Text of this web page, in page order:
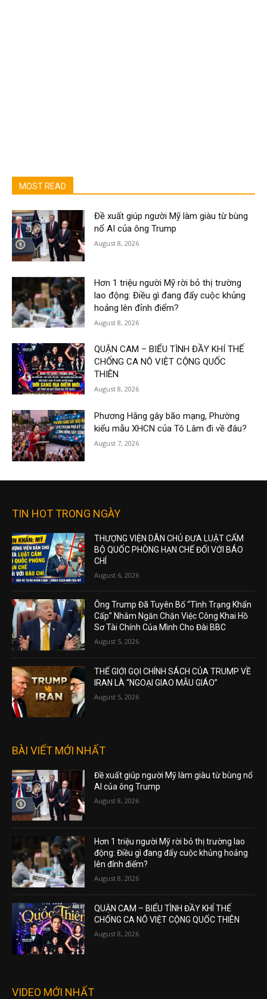
MOST READ
Đề xuất giúp người Mỹ làm giàu từ bùng
nổ AI của ông Trump
August 8, 2026
Hơn 1 triệu người Mỹ rời bỏ thị trường
lao động: Điều gì đang đẩy cuộc khủng
hoảng lên đỉnh điểm?
August 8, 2026
QUẬN CAM – BIỂU TÌNH ĐẦY KHÍ THẾ
CHỐNG CA NÔ VIỆT CỘNG QUỐC
THIÊN
August 8, 2026
Phương Hằng gây bão mạng, Phường
kiểu mẫu XHCN của Tô Lâm đi về đâu?
August 7, 2026
TIN HOT TRONG NGÀY
THƯỢNG VIỆN DÂN CHỦ ĐƯA LUẬT CẤM
BỘ QUỐC PHÒNG HẠN CHẾ ĐỐI VỚI BÁO
CHÍ
August 6, 2026
Ông Trump Đã Tuyên Bố “Tình Trạng Khẩn
Cấp” Nhằm Ngăn Chặn Việc Công Khai Hồ
Sơ Tài Chính Của Mình Cho Đài BBC
August 5, 2026
THẾ GIỚI GỌI CHÍNH SÁCH CỦA TRUMP VỀ
IRAN LÀ “NGOẠI GIAO MẪU GIÁO”
August 5, 2026
BÀI VIẾT MỚI NHẤT
Đề xuất giúp người Mỹ làm giàu từ bùng nổ
AI của ông Trump
August 8, 2026
Hơn 1 triệu người Mỹ rời bỏ thị trường lao
động: Điều gì đang đẩy cuộc khủng hoảng
lên đỉnh điểm?
August 8, 2026
QUẬN CAM – BIỂU TÌNH ĐẦY KHÍ THẾ
CHỐNG CA NÔ VIỆT CỘNG QUỐC THIÊN
August 8, 2026
VIDEO MỚI NHẤT